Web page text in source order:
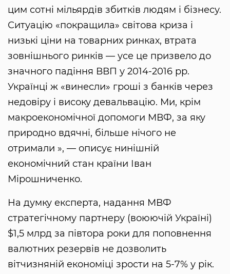
цим сотні мільярдів збитків людям і бізнесу.
Ситуацію «покращила» світова криза і
низькі ціни на товарних ринках, втрата
зовнішнього ринків — усе це призвело до
значного падіння ВВП у 2014-2016 рр.
Українці ж «винесли» гроші з банків через
недовіру і високу девальвацію. Ми, крім
макроекономічної допомоги МВФ, за яку
природно вдячні, більше нічого не
отримали », — описує нинішній
економічний стан країни Іван
Мірошниченко.
На думку експерта, надання МВФ
стратегічному партнеру (воюючій Україні)
$1,5 млрд за півтора роки для поповнення
валютних резервів не дозволить
вітчизняній економіці зрости на 5-7% у рік.